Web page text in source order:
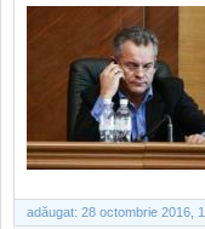
adăugat: 28 octombrie 2016,